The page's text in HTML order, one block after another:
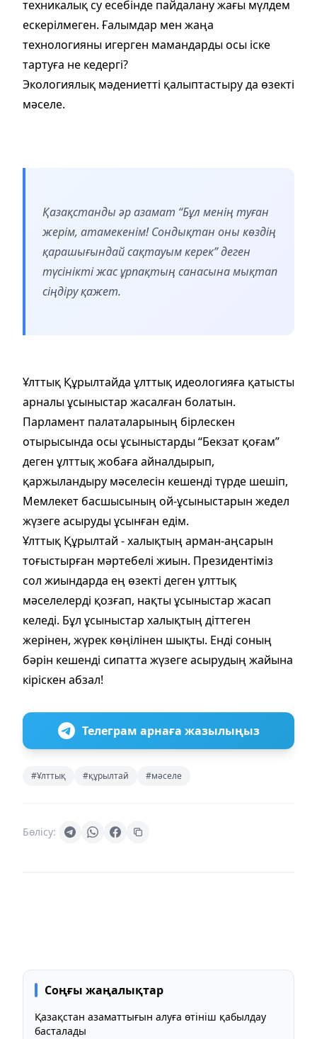
техникалық су есебінде пайдалану жағы мүлдем
ескерілмеген. Ғалымдар мен жаңа
технологияны игерген мамандарды осы іске
тартуға не кедергі?
Экологиялық мәдениетті қалыптастыру да өзекті
мәселе.
Қазақстанды әр азамат “Бұл менің туған
жерім, атамекенім! Сондықтан оны көздің
қарашығындай сақтауым керек” деген
түсінікті жас ұрпақтың санасына мықтап
сіңдіру қажет.
Ұлттық Құрылтайда ұлттық идеологияға қатысты
арналы ұсыныстар жасалған болатын.
Парламент палаталарының бірлескен
отырысында осы ұсыныстарды “Бекзат қоғам”
деген ұлттық жобаға айналдырып,
қаржыландыру мәселесін кешенді түрде шешіп,
Мемлекет басшысының ой-ұсыныстарын жедел
жүзеге асыруды ұсынған едім.
Ұлттық Құрылтай - халықтың арман-аңсарын
тоғыстырған мәртебелі жиын. Президентіміз
сол жиындарда ең өзекті деген ұлттық
мәселелерді қозғап, нақты ұсыныстар жасап
келеді. Бұл ұсыныстар халықтың діттеген
жерінен, жүрек көңілінен шықты. Енді соның
бәрін кешенді сипатта жүзеге асырудың жайына
кіріскен абзал!
Телеграм арнаға жазылыңыз
#Ұлттық #құрылтай #мәселе
Бөлісу:
Соңғы жаңалықтар
Қазақстан азаматтығын алуға өтініш қабылдау
басталады